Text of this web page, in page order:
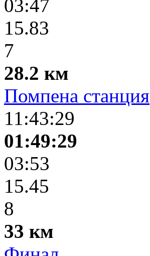
03:47
15.83
7
28.2 км
Помпена станция
11:43:29
01:49:29
03:53
15.45
8
33 км